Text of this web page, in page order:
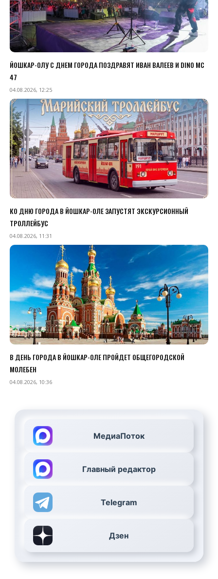
ЙОШКАР-ОЛУ С ДНЕМ ГОРОДА ПОЗДРАВЯТ ИВАН ВАЛЕЕВ И DINO MC
47
04.08.2026, 12:25
КО ДНЮ ГОРОДА В ЙОШКАР-ОЛЕ ЗАПУСТЯТ ЭКСКУРСИОННЫЙ
ТРОЛЛЕЙБУС
04.08.2026, 11:31
В ДЕНЬ ГОРОДА В ЙОШКАР-ОЛЕ ПРОЙДЕТ ОБЩЕГОРОДСКОЙ
МОЛЕБЕН
04.08.2026, 10:36
МедиаПоток
Главный редактор
Telegram
Дзен